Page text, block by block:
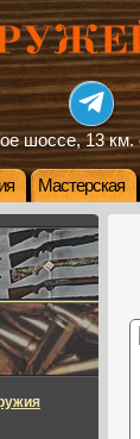
шоссе, 13
Мастерская